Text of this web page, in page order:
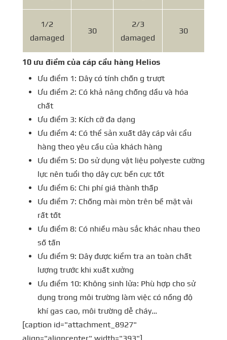
1/2
damaged
30
2/3
damaged
30
10 ưu điểm của cáp cẩu hàng Helios
Ưu điểm 1: Dây có tính chốn g trượt
Ưu điểm 2: Có khả năng chống dầu và hóa
chất
Ưu điểm 3: Kích cỡ đa dạng
Ưu điểm 4: Có thể sản xuất dây cáp vải cẩu
hàng theo yêu cầu của khách hàng
Ưu điểm 5: Do sử dụng vật liệu polyeste cường
lực nên tuổi thọ dây cực bền cực tốt
Ưu điểm 6: Chi phí giá thành thấp
Ưu điểm 7: Chống mài mòn trên bề mặt vải
rất tốt
Ưu điểm 8: Có nhiều màu sắc khác nhau theo
số tấn
Ưu điểm 9: Dây được kiểm tra an toàn chất
lượng trước khi xuất xưởng
Ưu điểm 10: Không sinh lửa: Phù hợp cho sử
dụng trong môi trường làm việc có nồng độ
khí gas cao, môi trường dễ cháy…
[caption id="attachment_8927"
align="aligncenter" width="393"]